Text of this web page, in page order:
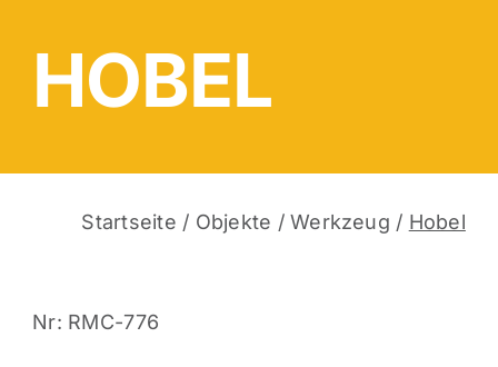
HOBEL
Startseite / Objekte /Werkzeug / Hobel
Nr: RMC-776